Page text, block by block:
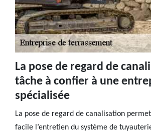
La pose de regard de
tâche à confier à une
spécialisée
La pose de regard de canalisation
facile l’entretien du système de